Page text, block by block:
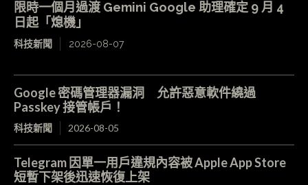
限時一個月過渡 Gemini Google 助理確定 9 月 4
日起「熄機」
科技新聞 2026-08-07
Google 密碼管理器漏洞 允許惡意軟件繞過
Passkey 接管帳戶！
科技新聞 2026-08-05
Telegram 因單一用戶違規內容被 Apple App Store
短暫下架後迅速恢復上架